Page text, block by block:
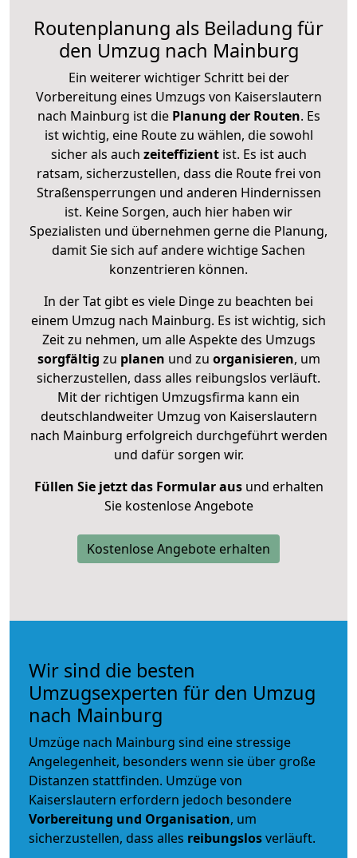
Routenplanung als Beiladung für
den Umzug nach Mainburg
Ein weiterer wichtiger Schritt bei der
Vorbereitung eines Umzugs von Kaiserslautern
nach Mainburg ist diePlanung der Routen. Es
ist wichtig, eine Route zu wählen, die sowohl
sicher als auch zeiteffizientist. Es ist auch
ratsam, sicherzustellen, dass die Route frei von
Straßensperrungen und anderen Hindernissen
ist. Keine Sorgen, auch hier haben wir
Spezialisten und übernehmen gerne die Planung,
damit Sie sich auf andere wichtige Sachen
konzentrieren können.
In der Tat gibt es viele Dinge zu beachten bei
einem Umzug nach Mainburg. Es ist wichtig, sich
Zeit zu nehmen, um alle Aspekte des Umzugs
sorgfältig zu planen und zu organisieren, um
sicherzustellen, dass alles reibungslos verläuft.
Mit der richtigen Umzugsfirma kann ein
deutschlandweiter Umzug von Kaiserslautern
nach Mainburg erfolgreich durchgeführt werden
und dafür sorgen wir.
Füllen Sie jetzt das Formular ausund erhalten
Sie kostenlose Angebote
Kostenlose Angebote erhalten
Wir sind die besten
Umzugsexperten für den Umzug
nach Mainburg
Umzüge nach Mainburg sind eine stressige
Angelegenheit, besonders wenn sie über große
Distanzen stattfinden. Umzüge von
Kaiserslautern erfordern jedoch besondere
Vorbereitung und Organisation, um
sicherzustellen, dass alles reibungslosverläuft.